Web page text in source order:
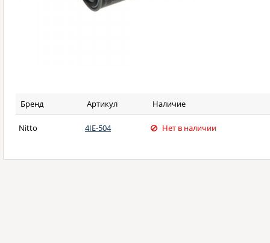
Бренд Артикул Наличие
Nitto 4IE-504 Нет в наличии